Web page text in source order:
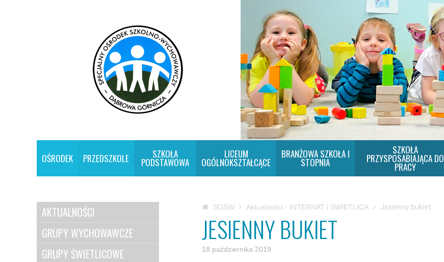
OŚRODEK PRZEDSZKOLE SZKOŁA
PODSTAWOWA
LICEUM
OGÓLNOKSZTAŁCĄCE
BRANŻOWA SZKOŁA I
STOPNIA
SZKOŁA
PRZYSPOSABIAJĄCA DO
PRACY
AKTUALNOŚCI
GRUPY WYCHOWAWCZE
GRUPY ŚWIETLICOWE
SOSW Aktualności - INTERNAT i ŚWIETLICA Jesienny bukiet
JESIENNY BUKIET
18 października 2019